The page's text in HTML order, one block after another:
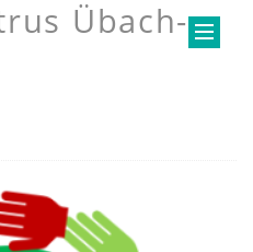
Übach-